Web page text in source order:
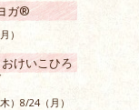
ガ®
）
けいこひろ
）8/24（月）